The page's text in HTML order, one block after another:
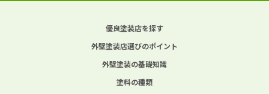
優良塗装店を探す
外壁塗装店選びのポイント
外壁塗装の基礎知識
塗料の種類